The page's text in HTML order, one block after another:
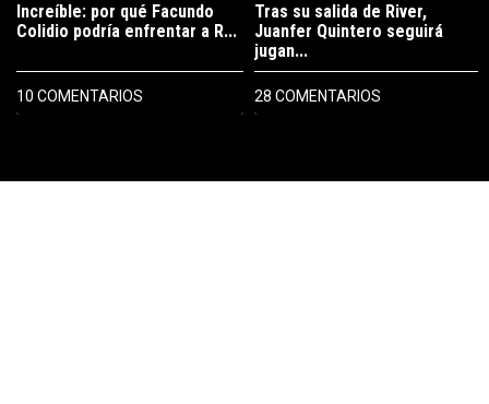
Increíble: por qué Facundo
Colidio podría enfrentar a R...
10 COMENTARIOS
Tras su salida de River,
Juanfer Quintero seguirá
jugan...
28 COMENTARIOS